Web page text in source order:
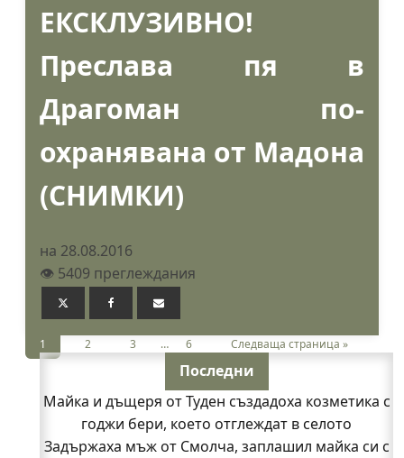
ЕКСКЛУЗИВНО!
Преслава пя в
Драгоман по-
охранявана от Мадона
(СНИМКИ)
на 28.08.2016
👁️ 5409 преглеждания
1 2 3 … 6 Следваща страница »
Последни
Майка и дъщеря от Туден създадоха козметика с
годжи бери, което отглеждат в селото
Задържаха мъж от Смолча, заплашил майка си с